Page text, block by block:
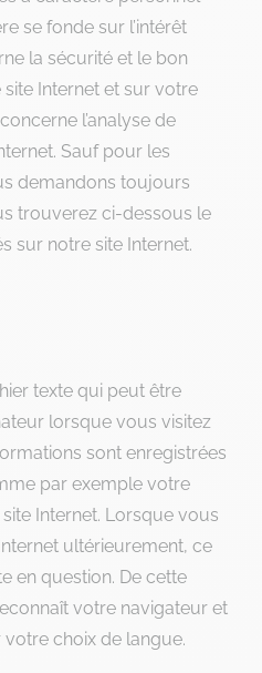
se fonde sur l’intérêt
la sécurité et le bon
Internet et sur votre
l’analyse de
Sauf pour les
demandons toujours
trouverez ci-dessous le
sur notre site Internet.
texte qui peut être
lorsque vous visitez
sont enregistrées
par exemple votre
Internet. Lorsque vous
ultérieurement, ce
en question. De cette
votre navigateur et
choix de langue.